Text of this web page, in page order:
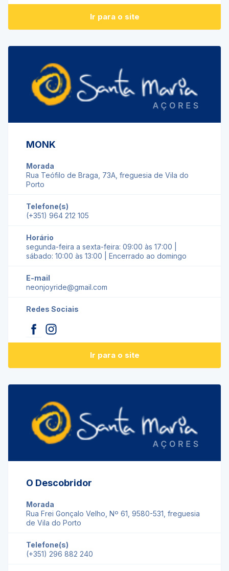
Ir para o site
MONK
Morada
Rua Teófilo de Braga, 73A, freguesia de Vila do
Porto
Telefone(s)
(+351) 964 212 105
Horário
segunda-feira a sexta-feira: 09:00 às 17:00 |
sábado: 10:00 às 13:00 | Encerrado ao domingo
E-mail
neonjoyride@gmail.com
Redes Sociais
Ir para o site
O Descobridor
Morada
Rua Frei Gonçalo Velho, Nº 61, 9580-531, freguesia
de Vila do Porto
Telefone(s)
(+351) 296 882 240